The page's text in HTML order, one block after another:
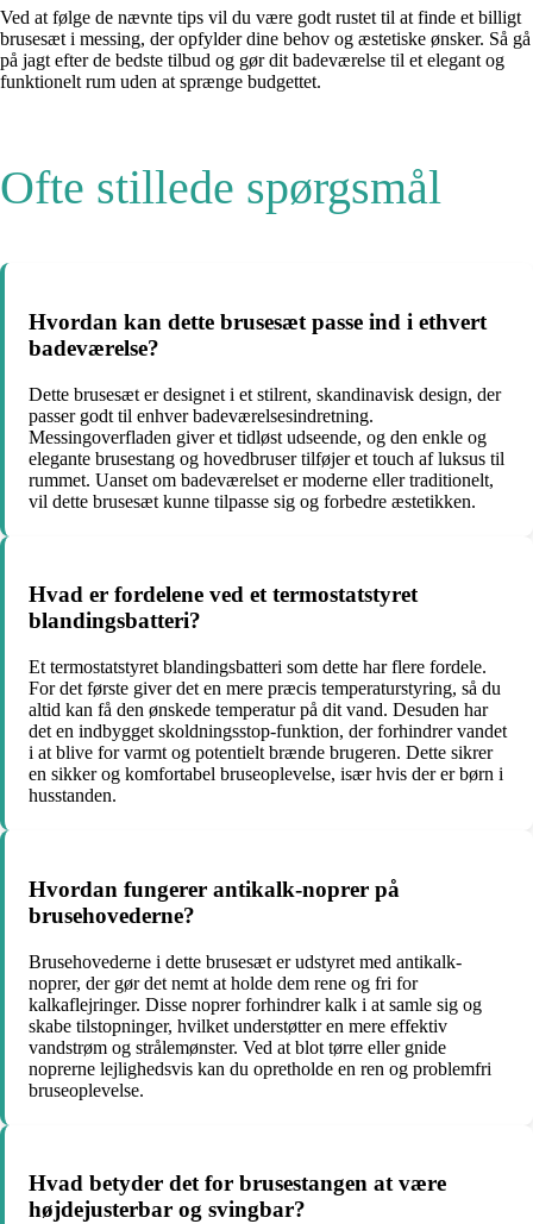
Ved at følge de nævnte tips vil du være godt rustet til at finde et billigt
brusesæt i messing, der opfylder dine behov og æstetiske ønsker. Så gå
på jagt efter de bedste tilbud og gør dit badeværelse til et elegant og
funktionelt rum uden at sprænge budgettet.
Ofte stillede spørgsmål
Hvordan kan dette brusesæt passe ind i ethvert
badeværelse?
Dette brusesæt er designet i et stilrent, skandinavisk design, der
passer godt til enhver badeværelsesindretning.
Messingoverfladen giver et tidløst udseende, og den enkle og
elegante brusestang og hovedbruser tilføjer et touch af luksus til
rummet. Uanset om badeværelset er moderne eller traditionelt,
vil dette brusesæt kunne tilpasse sig og forbedre æstetikken.
Hvad er fordelene ved et termostatstyret
blandingsbatteri?
Et termostatstyret blandingsbatteri som dette har flere fordele.
For det første giver det en mere præcis temperaturstyring, så du
altid kan få den ønskede temperatur på dit vand. Desuden har
det en indbygget skoldningsstop-funktion, der forhindrer vandet
i at blive for varmt og potentielt brænde brugeren. Dette sikrer
en sikker og komfortabel bruseoplevelse, især hvis der er børn i
husstanden.
Hvordan fungerer antikalk-noprer på
brusehovederne?
Brusehovederne i dette brusesæt er udstyret med antikalk-
noprer, der gør det nemt at holde dem rene og fri for
kalkaflejringer. Disse noprer forhindrer kalk i at samle sig og
skabe tilstopninger, hvilket understøtter en mere effektiv
vandstrøm og strålemønster. Ved at blot tørre eller gnide
noprerne lejlighedsvis kan du opretholde en ren og problemfri
bruseoplevelse.
Hvad betyder det for brusestangen at være
højdejusterbar og svingbar?